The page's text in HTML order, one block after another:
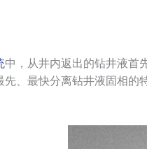
中，从井内返出的钻井液首
、最快分离钻井液固相的